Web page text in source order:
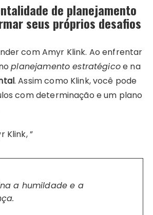
de planejamento
seus próprios desafios
com Amyr Klink. Ao enfrentar
planejamento estratégicoe na
. Assim como Klink, você pode
com determinação e um plano
Klink, ”
a humildade e a